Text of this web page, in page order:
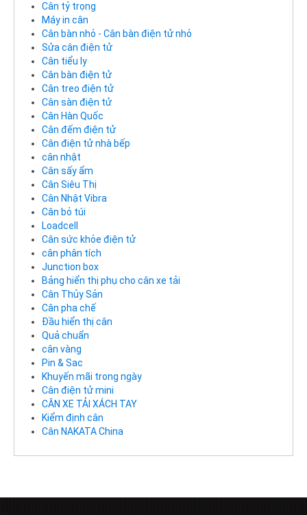
Cân tỷ trọng
Máy in cân
Cân bàn nhỏ - Cân bàn điện tử nhỏ
Sửa cân điện tử
Cân tiểu ly
Cân bàn điện tử
Cân treo điện tử
Cân sàn điện tử
Cân Hàn Quốc
Cân đếm điện tử
Cân điện tử nhà bếp
cân nhật
Cân sấy ẩm
Cân Siêu Thị
Cân Nhật Vibra
Cân bỏ túi
Loadcell
Cân sức khỏe điện tử
cân phân tích
Junction box
Bảng hiển thị phụ cho cân xe tải
Cân Thủy Sản
Cân pha chế
Đầu hiển thị cân
Quả chuẩn
cân vàng
Pin & Sac
Khuyến mãi trong ngày
Cân điện tử mini
CÂN XE TẢI XÁCH TAY
Kiểm định cân
Cân NAKATA China